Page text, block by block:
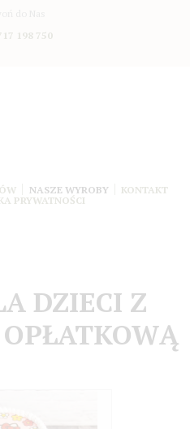
198 750
NASZE WYROBY
KONTAKT
PRYWATNOŚCI
DZIECI Z